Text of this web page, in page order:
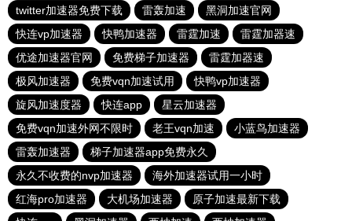
twitter加速器免费下载
雷轰加速
黑洞加速官网
快连vp加速器
快鸭加速器 雷霆加速
雷霆加器速
优途加速器官网
免费梯子加速器
雷霆加器速
极风加速器
免费vqn加速试用
快鸭vp加速器
旋风加速度器
快连app
星云加速器
免费vqn加速外网不限时
老王vqn加速
小蓝鸟加速器
雷轰加速器
梯子加速器app免费永久
永久不收费的nvp加速器
海外加速器试用一小时
红海pro加速器
大机场加速器
原子加速最新下载